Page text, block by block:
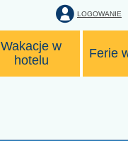
LOGOWANIE
Wakacje w
hotelu
Ferie